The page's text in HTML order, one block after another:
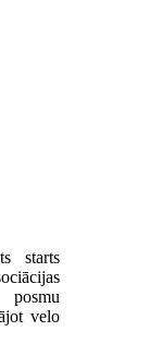
starts
velo